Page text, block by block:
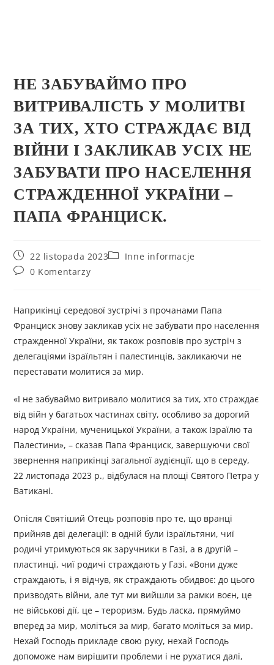
НЕ ЗАБУВАЙМО ПРО
ВИТРИВАЛІСТЬ У МОЛИТВІ
ЗА ТИХ, ХТО СТРАЖДАЄ ВІД
ВІЙНИ I ЗАКЛИКАВ УСІХ НЕ
ЗАБУВАТИ ПРО НАСЕЛЕННЯ
СТРАЖДЕННОЇ УКРАЇНИ –
ПАПА ФРАНЦИСК.
22 listopada 2023
Inne informacje
0 Komentarzy
Наприкінці середової зустрічі з прочанами Папа
Франциск знову закликав усіх не забувати про населення
стражденної України, як також розповів про зустріч з
делегаціями ізраїльтян і палестинців, закликаючи не
переставати молитися за мир.
«І не забуваймо витривало молитися за тих, хто страждає
від війн у багатьох частинах світу, особливо за дорогий
народ України, мученицької України, а також Ізраїлю та
Палестини», – сказав Папа Франциск, завершуючи свої
звернення наприкінці загальної аудієнції, що в середу,
22 листопада 2023 р., відбулася на площі Святого Петра у
Ватикані.
Опісля Святіший Отець розповів про те, що вранці
прийняв дві делегації: в одній були ізраїльтяни, чиї
родичі утримуються як заручники в Газі, а в другій –
пластинці, чиї родичі страждають у Газі. «Вони дуже
страждають, і я відчув, як страждають обидвоє: до цього
призводять війни, але тут ми вийшли за рамки воєн, це
не військові дії, це – тероризм. Будь ласка, прямуймо
вперед за мир, моліться за мир, багато моліться за мир.
Нехай Господь прикладе свою руку, нехай Господь
допоможе нам вирішити проблеми і не рухатися далі,